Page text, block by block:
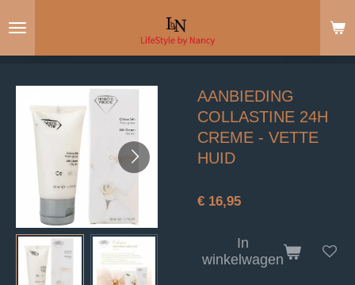
direct
hoofdinhoud
AANBIEDING
COLLASTINE 24H
CREME - VETTE
HUID
€ 16,95
In
winkelwagen